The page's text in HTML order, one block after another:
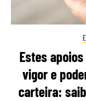
Estes
vigor e
carteira: